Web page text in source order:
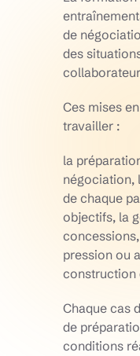
de
des
Ces mises
travailler :
la
négociation,
de chaque
objectifs, la
pression ou
construction
Chaque cas
de
conditions